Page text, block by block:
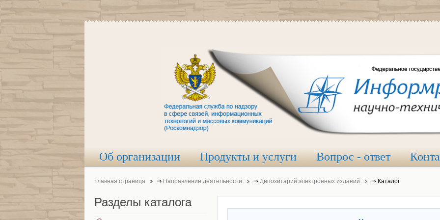
Об организации Продукты и услуги Вопрос - ответ
Главная страница ⇒ Направление деятельности ⇒ Депозитарий электронных изданий ⇒ Каталог
Разделы каталога